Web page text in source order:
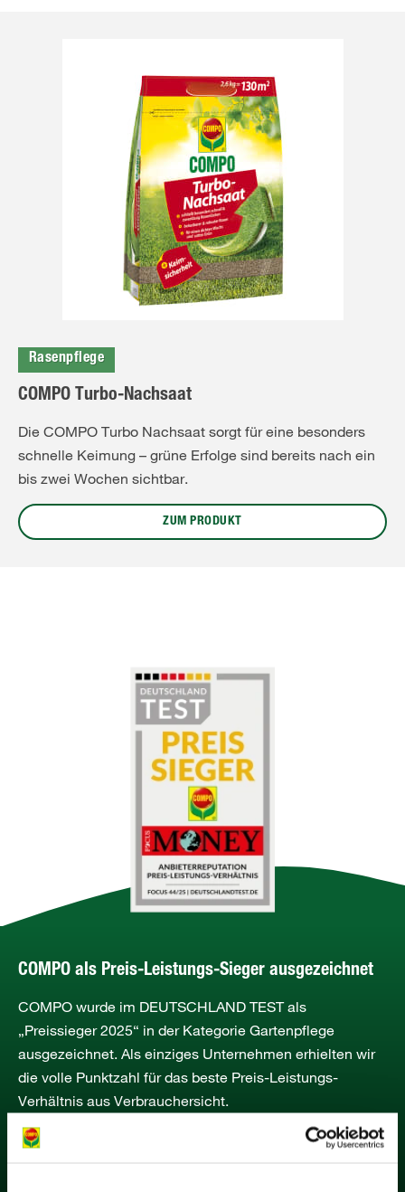
Rasenpflege
COMPO Turbo-Nachsaat
Die COMPO Turbo Nachsaat sorgt für eine besonders
schnelle Keimung – grüne Erfolge sind bereits nach ein
bis zwei Wochen sichtbar.
ZUM PRODUKT
COMPO als Preis-Leistungs-Sieger ausgezeichnet
COMPO wurde im DEUTSCHLAND TEST als
„Preissieger 2025“ in der Kategorie Gartenpflege
ausgezeichnet. Als einziges Unternehmen erhielten wir
die volle Punktzahl für das beste Preis-Leistungs-
Verhältnis aus Verbrauchersicht.